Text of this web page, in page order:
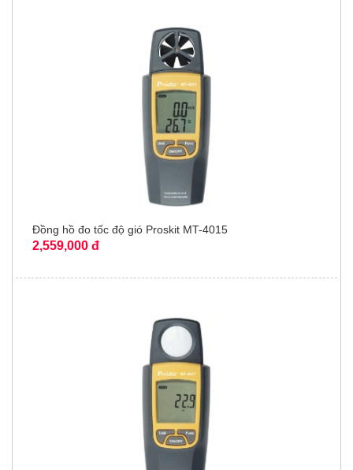
Đồng hồ đo tốc độ gió Proskit MT-4015
2,559,000 đ